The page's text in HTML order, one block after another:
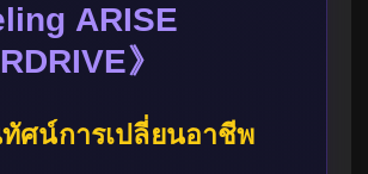
ARISE
》
ศน์การเปลี่ยนอาชีพ